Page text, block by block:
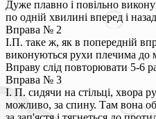
Дуже плавно і повільно
по одній хвилині вперед і
Вправа № 2
І.П. таке ж, як в попередній
виконуються рухи плечима до
Вправу слід повторювати 5-6
Вправа № 3
І. П. сидячи на стільці, хвора
можливо, за спину. Там вона